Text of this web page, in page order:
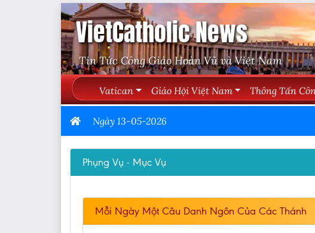
VietCatholic News
Tin Tức Công Giáo Hoàn Vũ và Việt Nam
Vatican Giáo Hội Việt Nam Thông Tấn
Ngày 13-05-2026
Phụng Vụ - Mục Vụ
Mỗi Ngày Một Câu Danh Ngôn Của Các Thánh